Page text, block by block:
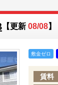
【更新 08/08】
敷金ゼロ
賃料